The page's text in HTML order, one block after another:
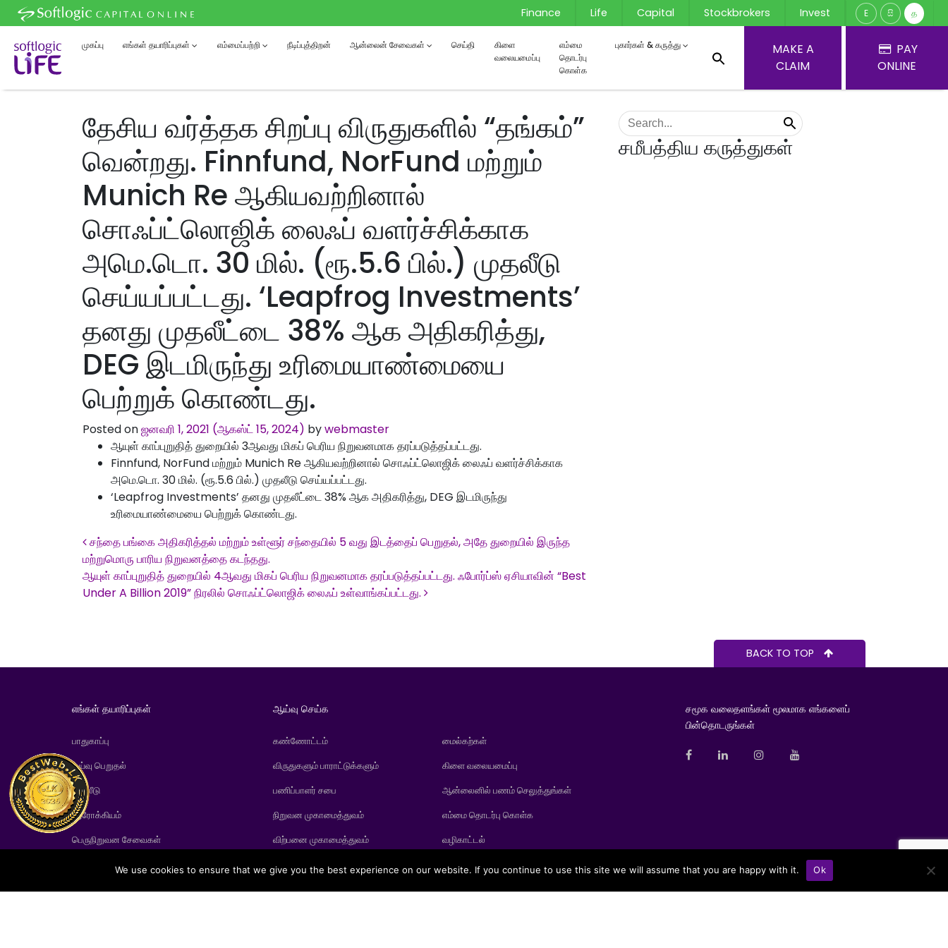
Finance Life Capital Stockbrokers Invest E සි த
முகப்பு எங்கள் தயாரிப்புகள் எம்மைப்பற்றி நீடிப்புத்திறன் ஆன்லைன் சேவைகள் செய்தி
கிளை
வலையமைப்பு
எம்மை
தொடர்பு
கொள்க
புகார்கள் & கருத்து
MAKE A
CLAIM
PAY
ONLINE
தேசிய வர்த்தக சிறப்பு விருதுகளில் “தங்கம்”
வென்றது. Finnfund, NorFund மற்றும்
Munich Re ஆகியவற்றினால்
சொஃப்ட்லொஜிக் லைஃப் வளர்ச்சிக்காக
அமெ.டொ. 30 மில். (ரூ.5.6 பில்.) முதலீடு
செய்யப்பட்டது. ‘Leapfrog Investments’
தனது முதலீட்டை 38% ஆக அதிகரித்து,
DEG இடமிருந்து உரிமையாண்மையை
பெற்றுக் கொண்டது.
Posted onஜனவரி 1, 2021 (ஆகஸ்ட் 15, 2024) bywebmaster
ஆயுள் காப்புறுதித் துறையில் 3ஆவது மிகப் பெரிய நிறுவனமாக தரப்படுத்தப்பட்டது.
Finnfund, NorFund மற்றும் Munich Re ஆகியவற்றினால் சொஃப்ட்லொஜிக் லைஃப் வளர்ச்சிக்காக
அமெ.டொ. 30 மில். (ரூ.5.6 பில்.) முதலீடு செய்யப்பட்டது.
‘Leapfrog Investments’ தனது முதலீட்டை 38% ஆக அதிகரித்து, DEG இடமிருந்து
உரிமையாண்மையை பெற்றுக் கொண்டது.
Post navigation
சந்தை பங்கை அதிகரித்தல் மற்றும் உள்ளூர் சந்தையில் 5 வது இடத்தைப் பெறுதல், அதே துறையில் இருந்த
மற்றுமொரு பாரிய நிறுவனத்தை கடந்தது.
ஆயுள் காப்புறுதித் துறையில் 4ஆவது மிகப் பெரிய நிறுவனமாக தரப்படுத்தப்பட்டது. ஃபோர்ப்ஸ் ஏசியாவின் “Best
Under A Billion 2019” நிரலில் சொஃப்ட்லொஜிக் லைஃப் உள்வாங்கப்பட்டது.
சமீபத்திய கருத்துகள்
BACK TO TOP
எங்கள் தயாரிப்புகள்
பாதுகாப்பு
ஓய்வு பெறுதல்
முதலீடு
ஆரோக்கியம்
பெருநிறுவன சேவைகள்
ஆய்வு செய்க
கண்ணோட்டம்
விருதுகளும் பாராட்டுக்களும்
பணிப்பாளர் சபை
நிறுவன முகாமைத்துவம்
விற்பனை முகாமைத்துவம்
மைல்கற்கள்
கிளை வலையமைப்பு
ஆன்லைனில் பணம் செலுத்துங்கள்
எம்மை தொடர்பு கொள்க
வழிகாட்டல்
சமூக வலைதளங்கள் மூலமாக எங்களைப்
பின்தொடருங்கள்
We use cookies to ensure that we give you the best experience on our website. If you continue to use this site we will assume that you are happy with it. Ok